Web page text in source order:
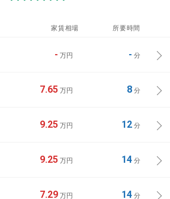
家賃相場 所要時間
- 万円 - 分
7.65 万円 8分
9.25 万円 12分
9.25 万円 14分
7.29 万円 14分